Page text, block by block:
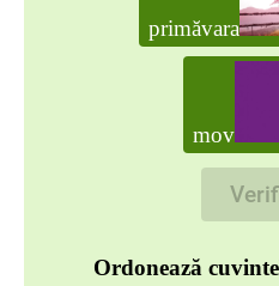
primăvara
mov
Ordonează